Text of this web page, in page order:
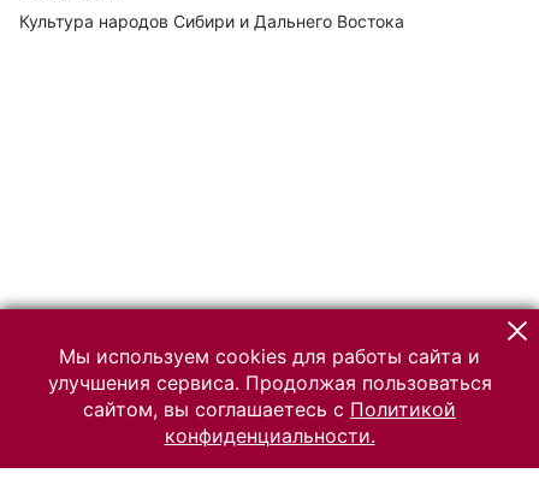
Культура народов Сибири и Дальнего Востока
Мы используем cookies для работы сайта и
улучшения сервиса. Продолжая пользоваться
сайтом, вы соглашаетесь с Политикой
конфиденциальности.